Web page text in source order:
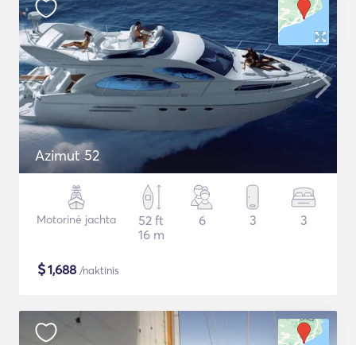
Azimut 52
Motorinė jachta
52 ft
16 m
6 3 3
$1,688 /naktinis